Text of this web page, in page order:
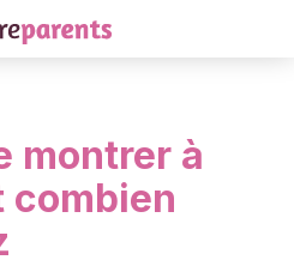
montrer à
combien